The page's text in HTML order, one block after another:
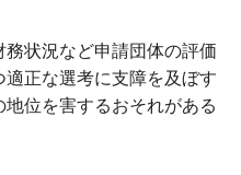
状況など申請団体の評価
正な選考に支障を及ぼす
位を害するおそれがある